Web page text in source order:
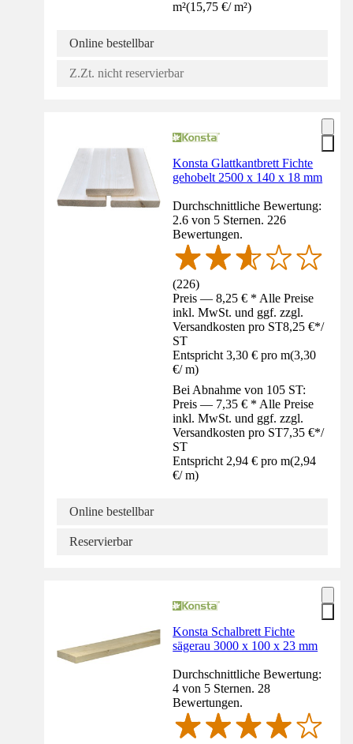
m²(15,75 €/ m²)
Online bestellbar
Z.Zt. nicht reservierbar
Konsta Glattkantbrett Fichte
gehobelt 2500 x 140 x 18 mm
Durchschnittliche Bewertung:
2.6 von 5 Sternen. 226
Bewertungen.
(226)
Preis — 8,25 € * Alle Preise
inkl. MwSt. und ggf. zzgl.
Versandkosten pro ST8,25 €*/
ST
Entspricht 3,30 € pro m(3,30
€/ m)
Bei Abnahme von 105 ST:
Preis — 7,35 € * Alle Preise
inkl. MwSt. und ggf. zzgl.
Versandkosten pro ST7,35 €*/
ST
Entspricht 2,94 € pro m(2,94
€/ m)
Online bestellbar
Reservierbar
Konsta Schalbrett Fichte
sägerau 3000 x 100 x 23 mm
Durchschnittliche Bewertung:
4 von 5 Sternen. 28
Bewertungen.